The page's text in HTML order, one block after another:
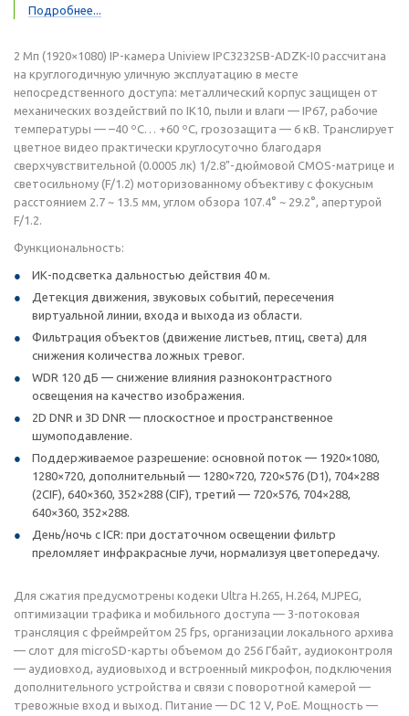
Подробнее...
2 Мп (1920×1080) IP-камера Uniview IPC3232SB-ADZK-I0 рассчитана
на круглогодичную уличную эксплуатацию в месте
непосредственного доступа: металлический корпус защищен от
механических воздействий по IK10, пыли и влаги — IP67, рабочие
температуры — –40 ºС… +60 ºС, грозозащита — 6 кВ. Транслирует
цветное видео практически круглосуточно благодаря
сверхчувствительной (0.0005 лк) 1/2.8"-дюймовой CMOS-матрице и
светосильному (F/1.2) моторизованному объективу с фокусным
расстоянием 2.7 ~ 13.5 мм, углом обзора 107.4° ~ 29.2°, апертурой
F/1.2.
Функциональность:
ИК-подсветка дальностью действия 40 м.
Детекция движения, звуковых событий, пересечения
виртуальной линии, входа и выхода из области.
Фильтрация объектов (движение листьев, птиц, света) для
снижения количества ложных тревог.
WDR 120 дБ — снижение влияния разноконтрастного
освещения на качество изображения.
2D DNR и 3D DNR — плоскостное и пространственное
шумоподавление.
Поддерживаемое разрешение: основной поток — 1920×1080,
1280×720, дополнительный — 1280×720, 720×576 (D1), 704×288
(2CIF), 640×360, 352×288 (CIF), третий — 720×576, 704×288,
640×360, 352×288.
День/ночь с ICR: при достаточном освещении фильтр
преломляет инфракрасные лучи, нормализуя цветопередачу.
Для сжатия предусмотрены кодеки Ultra H.265, H.264, MJPEG,
оптимизации трафика и мобильного доступа — 3-потоковая
трансляция с фреймрейтом 25 fps, организации локального архива
— слот для microSD-карты объемом до 256 Гбайт, аудиоконтроля
— аудиовход, аудиовыход и встроенный микрофон, подключения
дополнительного устройства и связи с поворотной камерой —
тревожные вход и выход. Питание — DC 12 V, PoE. Мощность —